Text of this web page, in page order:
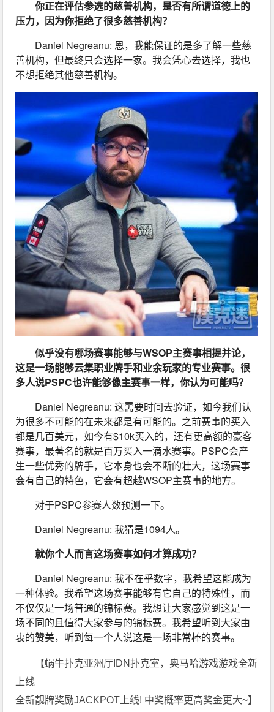
你正在评估参选的慈善机构，是否有所谓道德上的
压力，因为你拒绝了很多慈善机构？
Daniel Negreanu: 恩，我能保证的是多了解一些慈
善机构，但最终只会选择一家。我会凭心去选择，我也
不想拒绝其他慈善机构。
似乎没有哪场赛事能够与WSOP主赛事相提并论，
这是一场能够云集职业牌手和业余玩家的专业赛事。很
多人说PSPC也许能够像主赛事一样，你认为可能吗？
Daniel Negreanu: 这需要时间去验证，如今我们认
为很多不可能的在未来都是有可能的。之前赛事的买入
都是几百美元，如今有$10k买入的，还有更高额的豪客
赛事，最著名的就是百万买入一滴水赛事。PSPC会产
生一些优秀的牌手，它本身也会不断的壮大，这场赛事
会有自己的特色，它会有超越WSOP主赛事的地方。
对于PSPC参赛人数预测一下。
Daniel Negreanu: 我猜是1094人。
就你个人而言这场赛事如何才算成功？
Daniel Negreanu: 我不在乎数字，我希望这能成为
一种体验。我希望这场赛事能够有它自己的特殊性，而
不仅仅是一场普通的锦标赛。我想让大家感觉到这是一
场不同的且值得大家参与的锦标赛。我希望听到大家由
衷的赞美，听到每一个人说这是一场非常棒的赛事。
【蜗牛扑克亚洲厅IDN扑克室，奥马哈游戏游戏全新
上线
全新靓牌奖励JACKPOT上线! 中奖概率更高奖金更大~】